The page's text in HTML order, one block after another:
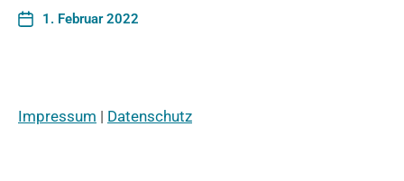
1. Februar 2022
Impressum | Datenschutz